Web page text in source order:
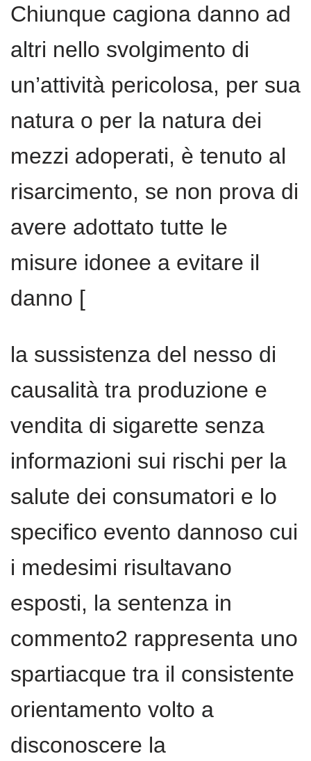
Chiunque cagiona danno ad
altri nello svolgimento di
un’attività pericolosa, per sua
natura o per la natura dei
mezzi adoperati, è tenuto al
risarcimento, se non prova di
avere adottato tutte le
misure idonee a evitare il
danno [
la sussistenza del nesso di
causalità tra produzione e
vendita di sigarette senza
informazioni sui rischi per la
salute dei consumatori e lo
specifico evento dannoso cui
i medesimi risultavano
esposti, la sentenza in
commento2 rappresenta uno
spartiacque tra il consistente
orientamento volto a
disconoscere la